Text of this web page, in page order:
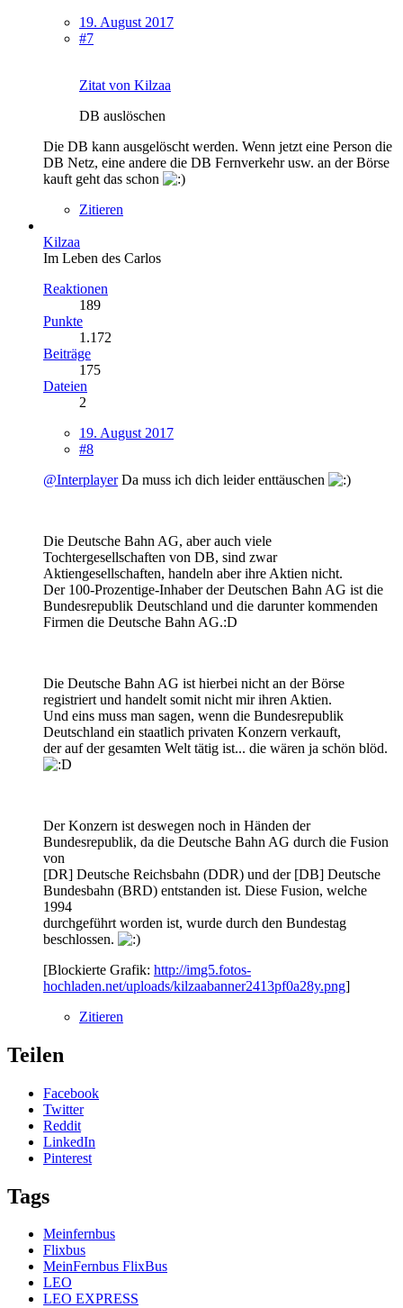
19. August 2017
#7
Zitat von Kilzaa
DB auslöschen
Die DB kann ausgelöscht werden. Wenn jetzt eine Person die
DB Netz, eine andere die DB Fernverkehr usw. an der Börse
kauft geht das schon
Zitieren
Kilzaa
Im Leben des Carlos
Reaktionen
189
Punkte
1.172
Beiträge
175
Dateien
2
19. August 2017
#8
@InterplayerDa muss ich dich leider enttäuschen
Die Deutsche Bahn AG, aber auch viele
Tochtergesellschaften von DB, sind zwar
Aktiengesellschaften, handeln aber ihre Aktien nicht.
Der 100-Prozentige-Inhaber der Deutschen Bahn AG ist die
Bundesrepublik Deutschland und die darunter kommenden
Firmen die Deutsche Bahn AG.:D
Die Deutsche Bahn AG ist hierbei nicht an der Börse
registriert und handelt somit nicht mir ihren Aktien.
Und eins muss man sagen, wenn die Bundesrepublik
Deutschland ein staatlich privaten Konzern verkauft,
der auf der gesamten Welt tätig ist... die wären ja schön blöd.
Der Konzern ist deswegen noch in Händen der
Bundesrepublik, da die Deutsche Bahn AG durch die Fusion
von
[DR] Deutsche Reichsbahn (DDR) und der [DB] Deutsche
Bundesbahn (BRD) entstanden ist. Diese Fusion, welche
1994
durchgeführt worden ist, wurde durch den Bundestag
beschlossen.
[Blockierte Grafik: http://img5.fotos-
hochladen.net/uploads/kilzaabanner2413pf0a28y.png]
Zitieren
Teilen
Facebook
Twitter
Reddit
LinkedIn
Pinterest
Tags
Meinfernbus
Flixbus
MeinFernbus FlixBus
LEO
LEO EXPRESS